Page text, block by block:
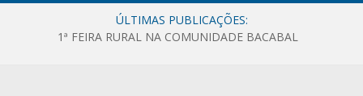
ÚLTIMAS PUBLICAÇÕES:
1ª FEIRA RURAL NA COMUNIDADE BACABAL